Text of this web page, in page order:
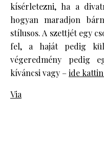
kísérletezni, ha a
hogyan maradjon
stílusos. A szettjét egy
fel, a haját pedig
végeredmény pedig
kíváncsi vagy –ide
Via